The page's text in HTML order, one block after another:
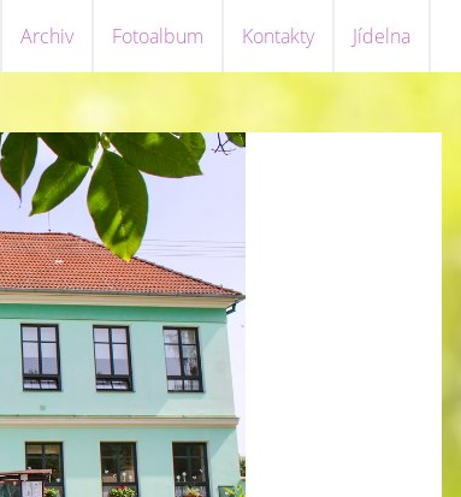
Archiv Fotoalbum Kontakty Jídelna